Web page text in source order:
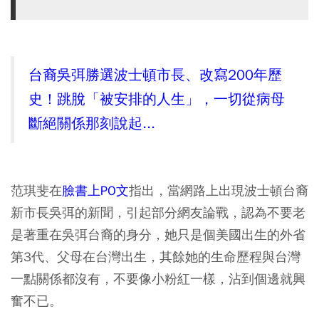
台裔吳弭勝選波士頓市長、改寫200年歷
史！跳脫「被安排的人生」，一切從病母
斷絕關係那刻說起...
范琪斐在臉書上PO文指出，當網路上出現波士頓台裔
新市長吳弭的新聞，引起部分網友論戰，認為不要老
是著重在吳弭台裔的身分，她只是個美國出生的外省
第3代、父母在台灣出生，其餘她的生命歷程與台灣
一點關係都沒有，不要像小粉紅一樣，沾到個邊就興
奮不已。